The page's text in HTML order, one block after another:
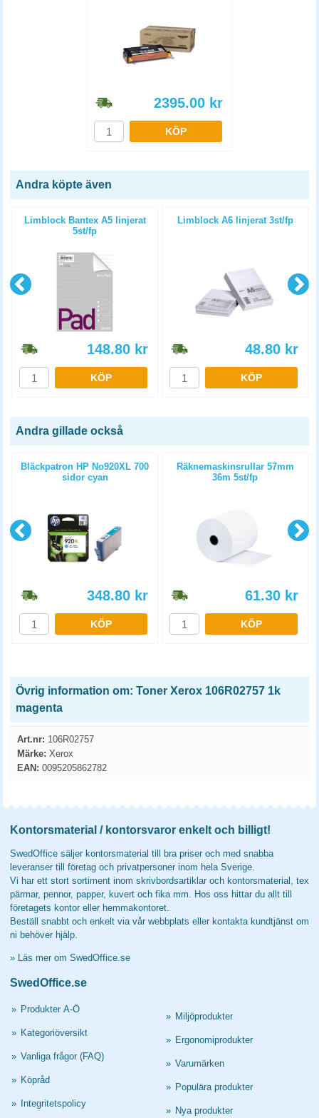
2395.00 kr
KÖP
Andra köpte även
Limblock Bantex A5 linjerat
5st/fp
148.80 kr
KÖP
Limblock A6 linjerat 3st/fp
48.80 kr
KÖP
Andra gillade också
Bläckpatron HP No920XL 700
sidor cyan
348.80 kr
KÖP
Räknemaskinsrullar 57mm
36m 5st/fp
61.30 kr
KÖP
Övrig information om: Toner Xerox 106R02757 1k
magenta
Art.nr: 106R02757
Märke: Xerox
EAN: 0095205862782
Kontorsmaterial / kontorsvaror enkelt och billigt!
SwedOffice säljer kontorsmaterial till bra priser och med snabba
leveranser till företag och privatpersoner inom hela Sverige.
Vi har ett stort sortiment inom skrivbordsartiklar och kontorsmaterial, tex
pärmar, pennor, papper, kuvert och fika mm. Hos oss hittar du allt till
företagets kontor eller hemmakontoret.
Beställ snabbt och enkelt via vår webbplats eller kontakta kundtjänst om
ni behöver hjälp.
» Läs mer om SwedOffice.se
SwedOffice.se
» Produkter A-Ö
» Kategoriöversikt
» Vanliga frågor (FAQ)
» Köpråd
» Integritetspolicy
» Miljöprodukter
» Ergonomiprodukter
» Varumärken
» Populära produkter
» Nya produkter